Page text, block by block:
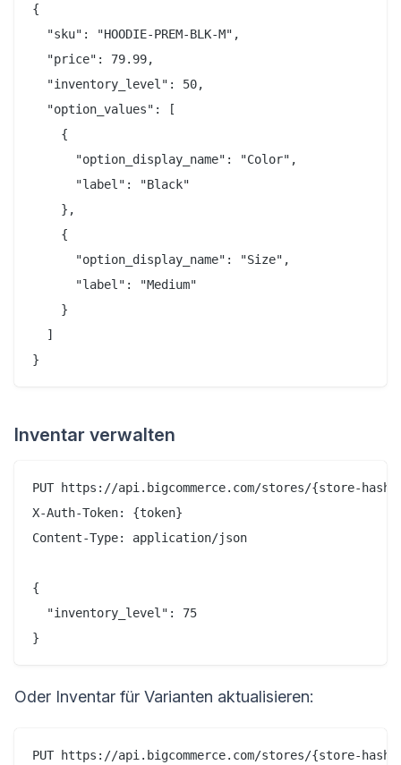
{
  "sku": "HOODIE-PREM-BLK-M",
  "price": 79.99,
  "inventory_level": 50,
  "option_values": [
    {
      "option_display_name": "Color",
      "label": "Black"
    },
    {
      "option_display_name": "Size",
      "label": "Medium"
    }
  ]
Inventar verwalten
PUT https://api.bigcommerce.com/stores/{store-
X-Auth-Token: {token}
Content-Type: application/json
{
  "inventory_level": 75
Oder Inventar für Varianten aktualisieren:
PUT https://api.bigcommerce.com/stores/{store-